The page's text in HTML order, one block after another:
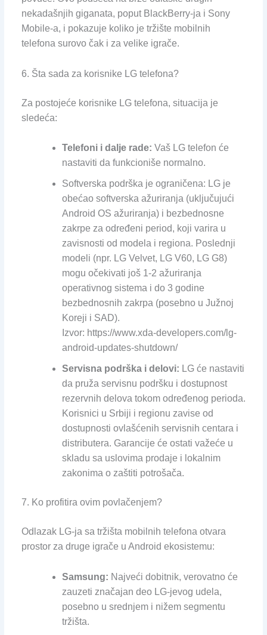
nekadašnjih giganata, poput BlackBerry-ja i Sony
Mobile-a, i pokazuje koliko je tržište mobilnih
telefona surovo čak i za velike igrače.
6. Šta sada za korisnike LG telefona?
Za postojeće korisnike LG telefona, situacija je
sledeća:
Telefoni i dalje rade: Vaš LG telefon će
nastaviti da funkcioniše normalno.
Softverska podrška je ograničena: LG je
obećao softverska ažuriranja (uključujući
Android OS ažuriranja) i bezbednosne
zakrpe za određeni period, koji varira u
zavisnosti od modela i regiona. Poslednji
modeli (npr. LG Velvet, LG V60, LG G8)
mogu očekivati još 1-2 ažuriranja
operativnog sistema i do 3 godine
bezbednosnih zakrpa (posebno u Južnoj
Koreji i SAD).
Izvor: https://www.xda-developers.com/lg-
android-updates-shutdown/
Servisna podrška i delovi: LG će nastaviti
da pruža servisnu podršku i dostupnost
rezervnih delova tokom određenog perioda.
Korisnici u Srbiji i regionu zavise od
dostupnosti ovlašćenih servisnih centara i
distributera. Garancije će ostati važeće u
skladu sa uslovima prodaje i lokalnim
zakonima o zaštiti potrošača.
7. Ko profitira ovim povlačenjem?
Odlazak LG-ja sa tržišta mobilnih telefona otvara
prostor za druge igrače u Android ekosistemu:
Samsung: Najveći dobitnik, verovatno će
zauzeti značajan deo LG-jevog udela,
posebno u srednjem i nižem segmentu
tržišta.